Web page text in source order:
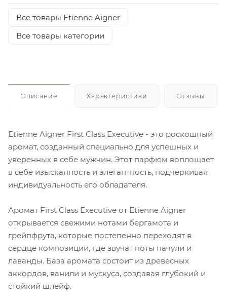
Все товары Etienne Aigner
Все товары категории
Описание Характеристики Отзывы
Etienne Aigner First Class Executive - это роскошный
аромат, созданный специально для успешных и
уверенных в себе мужчин. Этот парфюм воплощает
в себе изысканность и элегантность, подчеркивая
индивидуальность его обладателя.
Аромат First Class Executive от Etienne Aigner
открывается свежими нотами бергамота и
грейпфрута, которые постепенно переходят в
сердце композиции, где звучат ноты пачули и
лаванды. База аромата состоит из древесных
аккордов, ванили и мускуса, создавая глубокий и
стойкий шлейф.